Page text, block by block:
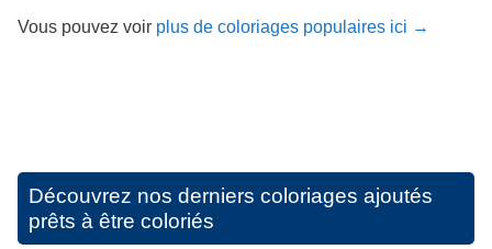
Vous pouvez voir plus de coloriages populaires ici →
Découvrez nos derniers coloriages ajoutés
prêts à être coloriés